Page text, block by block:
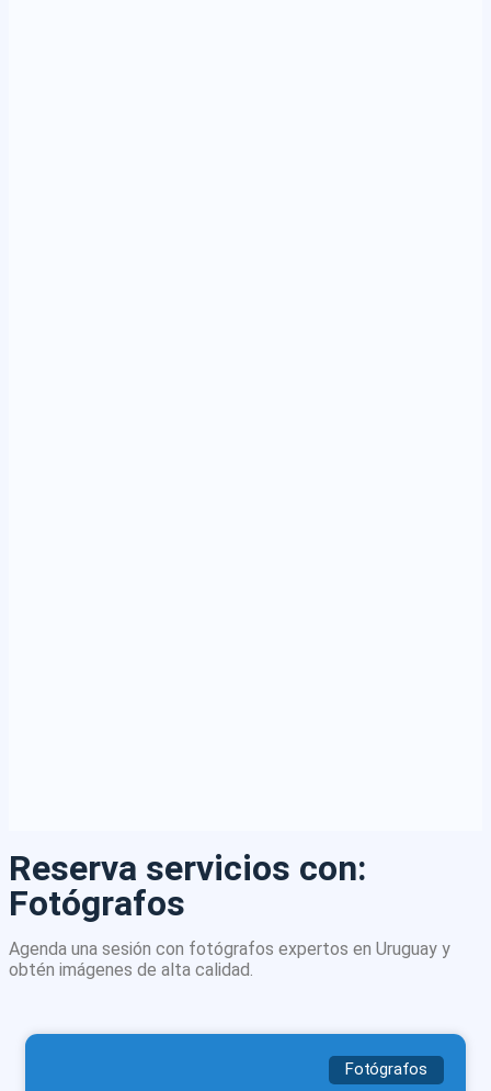
Reserva servicios con:
Fotógrafos
Agenda una sesión con fotógrafos expertos en Uruguay y
obtén imágenes de alta calidad.
Fotógrafos